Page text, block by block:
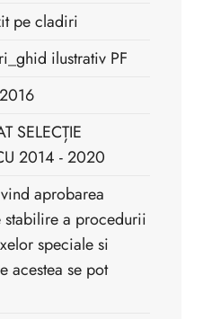
pe cladiri
ilustrativ PF
SELECȚIE
2014 - 2020
aprobarea
stabilire a procedurii
speciale si
acestea se pot